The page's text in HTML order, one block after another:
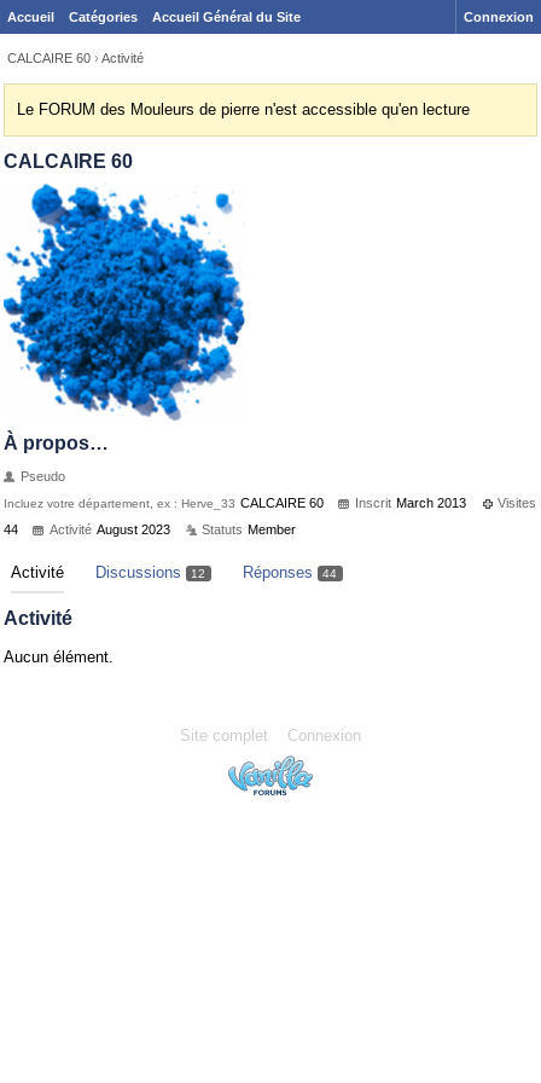
Accueil Catégories Accueil Général du Site Connexion
CALCAIRE 60 › Activité
Le FORUM des Mouleurs de pierre n'est accessible qu'en lecture
CALCAIRE 60
À propos…
Pseudo
Incluez votre département, ex : Herve_33 CALCAIRE 60 Inscrit March 2013
Visites
44
Activité August 2023 Statuts Member
Activité Discussions 12 Réponses 44
Activité
Aucun élément.
Site complet Connexion